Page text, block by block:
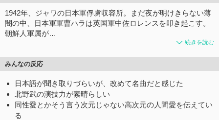
1942年、ジャワの日本軍俘虜収容所。まだ夜が明けきらない薄
闇の中、日本軍軍曹ハラは英国軍中佐ロレンスを叩き起こす。
朝鮮人軍属が…
続きを読む
みんなの反応
日本語が聞き取りづらいが、改めて名曲だと感じた
北野武の演技力が素晴らしい
同性愛とかそう言う次元じゃない高次元の人間愛を伝えてい
る